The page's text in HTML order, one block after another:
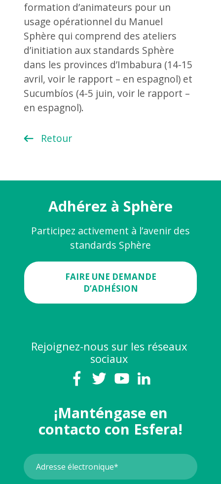
formation d’animateurs pour un
usage opérationnel du Manuel
Sphère qui comprend des ateliers
d’initiation aux standards Sphère
dans les provinces d’Imbabura (14-15
avril, voir le rapport – en espagnol) et
Sucumbíos (4-5 juin, voir le rapport –
en espagnol).
Retour
Adhérez à Sphère
Participez activement à l’avenir des
standards Sphère
FAIRE UNE DEMANDE
D’ADHÉSION
Rejoignez-nous sur les réseaux
sociaux
¡Manténgase en
contacto con Esfera!